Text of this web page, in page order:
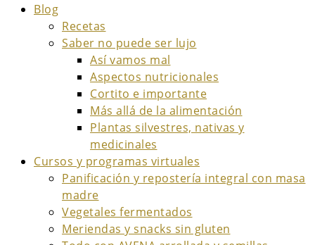
Blog
Recetas
Saber no puede ser lujo
Así vamos mal
Aspectos nutricionales
Cortito e importante
Más allá de la alimentación
Plantas silvestres, nativas y
medicinales
Cursos y programas virtuales
Panificación y repostería integral con masa
madre
Vegetales fermentados
Meriendas y snacks sin gluten